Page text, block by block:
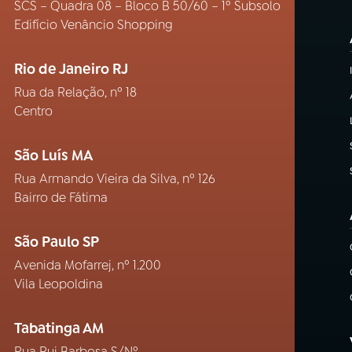
SCS – Quadra 08 – Bloco B 50/60 – 1º Subsolo
Edifício Venâncio Shopping
Rio de Janeiro RJ
Rua da Relação, nº 18
Centro
São Luís MA
Rua Armando Vieira da Silva, nº 126
Bairro de Fátima
São Paulo SP
Avenida Mofarrej, nº 1.200
Vila Leopoldina
Tabatinga AM